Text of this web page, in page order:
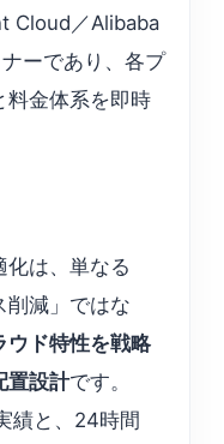
Cloud／Alibaba
ーであり、各プ
料金体系を即時
化は、単なる
削減」ではな
ウド特性を戦略
置設計です。
績と、24時間